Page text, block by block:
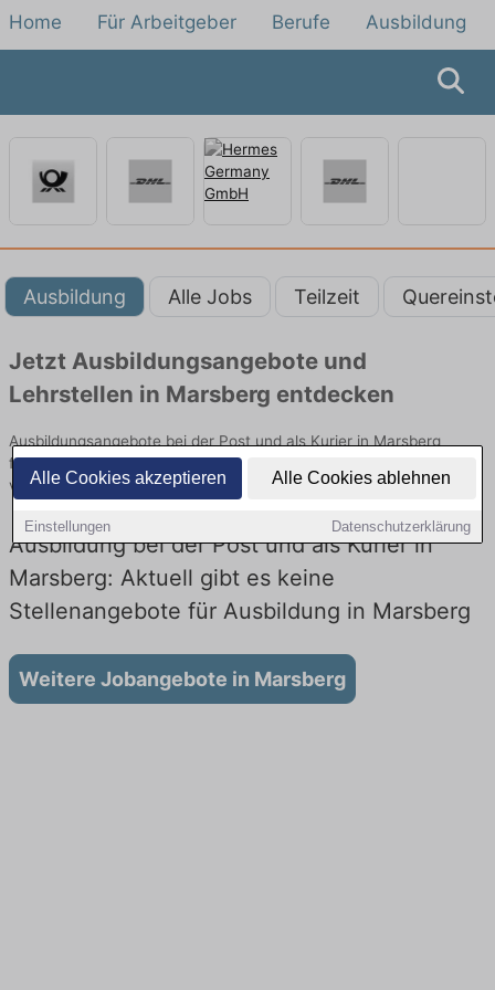
Alle Cookies akzeptieren Alle Cookies ablehnen
Einstellungen Datenschutzerklärung
Home Für Arbeitgeber Berufe Ausbildung
Ausbildung Alle Jobs Teilzeit
Jetzt Ausbildungsangebote und
Lehrstellen in Marsberg entdecken
Ausbildungsangebote bei der Post und als Kurier in Marsberg
finden Sie von namhaften Firmen. Entdecken Sie freie Optionen
von Top-Arbeitgebern und bewerben Sie sich noch heute.
Ausbildung bei der Post und als Kurier in
Marsberg: Aktuell gibt es keine
Stellenangebote für Ausbildung in Marsberg
Weitere Jobangebote in Marsberg